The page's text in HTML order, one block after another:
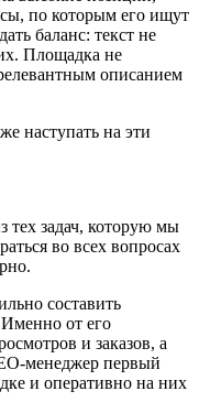
по которым его ищут
баланс: текст не
Площадка не
описанием
тех задач, которую мы
во всех вопросах
составить
Именно от его
и заказов, а
менеджер первый
и оперативно на них